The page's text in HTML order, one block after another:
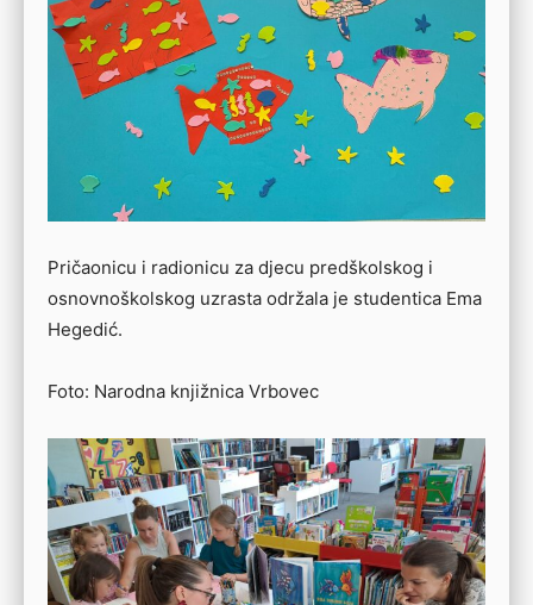
Pričaonicu i radionicu za djecu predškolskog i
osnovnoškolskog uzrasta održala je studentica Ema
Hegedić.
Foto: Narodna knjižnica Vrbovec